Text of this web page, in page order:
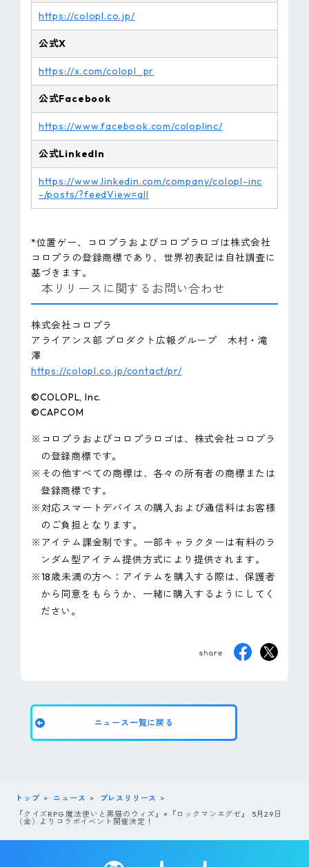
https://colopl.co.jp/
公式X
https://x.com/colopl_pr
公式Facebook
https://www.facebook.com/coloplinc/
公式LinkedIn
https://www.linkedin.com/company/colopl-inc
-/posts/?feedView=all
*位置ゲー、コロプラおよびコロプラロゴは株式会社
コロプラの登録商標であり、世界初表記は自社調査に
基づきます。
本リリースに関するお問い合わせ
株式会社コロプラ
アライアンス部 プロダクト広報グループ 木村・滝
澤
https://colopl.co.jp/contact/pr/
©COLOPL, Inc.
©CAPCOM
※コロプラおよびコロプラロゴは、株式会社コロプラ
の登録商標です。
※その他すべての商標は、各々の所有者の商標または
登録商標です。
※対応スマートデバイスの購入および通信料はお客様
のご負担となります。
※アイテム課金制です。一部キャラクターは有料のラ
ンダム型アイテム提供方式により提供されます。
※18歳未満の方へ：アイテムを購入する際は、保護者
から同意をもらうか、一緒に購入するようにしてく
ださい。
ニュース一覧に戻る
トップ ニュース
プレスリリース
『クイズRPG 魔法使いと黒猫のウィズ』×『ロックマンエグゼ』 5月29日
（金）よりコラボイベント開催決定！